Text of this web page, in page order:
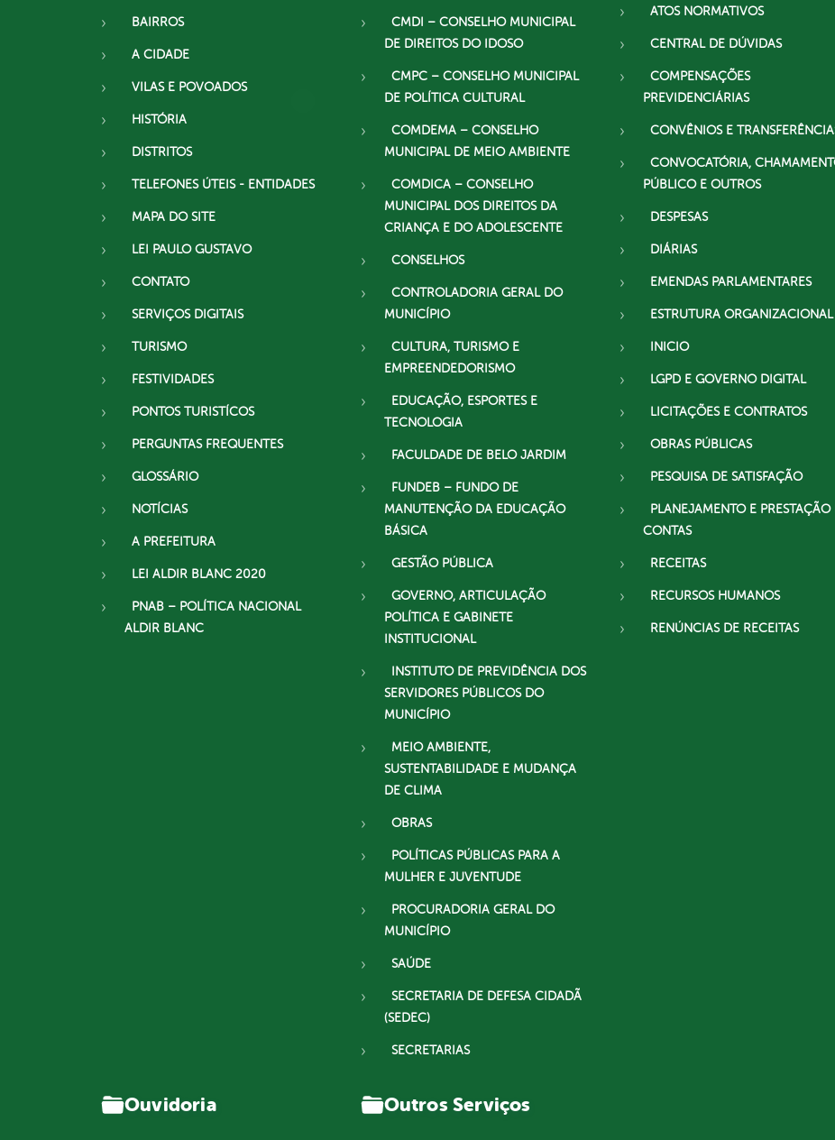
BAIRROS
A CIDADE
VILAS E POVOADOS
HISTÓRIA
DISTRITOS
TELEFONES ÚTEIS - ENTIDADES
MAPA DO SITE
LEI PAULO GUSTAVO
CONTATO
SERVIÇOS DIGITAIS
TURISMO
FESTIVIDADES
PONTOS TURISTÍCOS
PERGUNTAS FREQUENTES
GLOSSÁRIO
NOTÍCIAS
A PREFEITURA
LEI ALDIR BLANC 2020
PNAB – POLÍTICA NACIONAL
ALDIR BLANC
CMDI – CONSELHO MUNICIPAL
DE DIREITOS DO IDOSO
CMPC – CONSELHO MUNICIPAL
DE POLÍTICA CULTURAL
COMDEMA – CONSELHO
MUNICIPAL DE MEIO AMBIENTE
COMDICA – CONSELHO
MUNICIPAL DOS DIREITOS DA
CRIANÇA E DO ADOLESCENTE
CONSELHOS
CONTROLADORIA GERAL DO
MUNICÍPIO
CULTURA, TURISMO E
EMPREENDEDORISMO
EDUCAÇÃO, ESPORTES E
TECNOLOGIA
FACULDADE DE BELO JARDIM
FUNDEB – FUNDO DE
MANUTENÇÃO DA EDUCAÇÃO
BÁSICA
GESTÃO PÚBLICA
GOVERNO, ARTICULAÇÃO
POLÍTICA E GABINETE
INSTITUCIONAL
INSTITUTO DE PREVIDÊNCIA DOS
SERVIDORES PÚBLICOS DO
MUNICÍPIO
MEIO AMBIENTE,
SUSTENTABILIDADE E MUDANÇA
DE CLIMA
OBRAS
POLÍTICAS PÚBLICAS PARA A
MULHER E JUVENTUDE
PROCURADORIA GERAL DO
MUNICÍPIO
SAÚDE
SECRETARIA DE DEFESA CIDADÃ
(SEDEC)
SECRETARIAS
ATOS NORMATIVOS
CENTRAL DE DÚVIDAS
COMPENSAÇÕES
PREVIDENCIÁRIAS
CONVÊNIOS E
CONVOCATÓRIA,
PÚBLICO E OUTROS
DESPESAS
DIÁRIAS
EMENDAS PARLAMENTARES
ESTRUTURA ORGANIZACIONAL
INICIO
LGPD E GOVERNO DIGITAL
LICITAÇÕES E CONTRATOS
OBRAS PÚBLICAS
PESQUISA DE SATISFAÇÃO
PLANEJAMENTO E PRESTAÇÃO
CONTAS
RECEITAS
RECURSOS HUMANOS
RENÚNCIAS DE RECEITAS
Ouvidoria Outros Serviços